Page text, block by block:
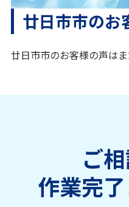
廿日市市のお
廿日市市のお客様の声はま
ご
作業完